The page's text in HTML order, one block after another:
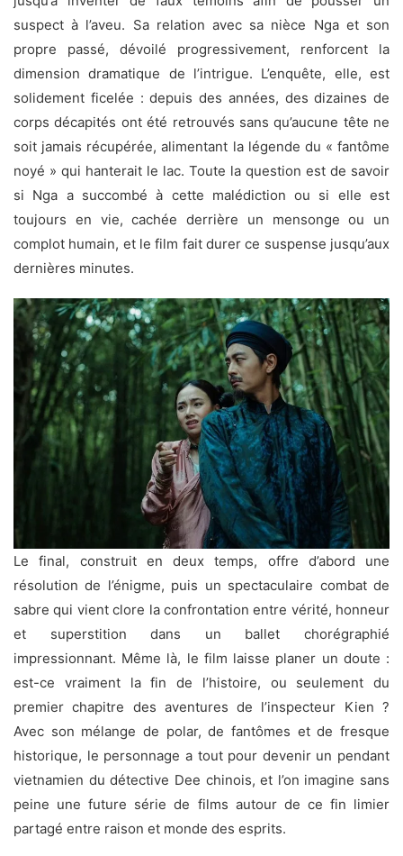
suspect à l’aveu. Sa relation avec sa nièce Nga et son
propre passé, dévoilé progressivement, renforcent la
dimension dramatique de l’intrigue. L’enquête, elle, est
solidement ficelée : depuis des années, des dizaines de
corps décapités ont été retrouvés sans qu’aucune tête ne
soit jamais récupérée, alimentant la légende du « fantôme
noyé » qui hanterait le lac. Toute la question est de savoir
si Nga a succombé à cette malédiction ou si elle est
toujours en vie, cachée derrière un mensonge ou un
complot humain, et le film fait durer ce suspense jusqu’aux
dernières minutes.
Le final, construit en deux temps, offre d’abord une
résolution de l’énigme, puis un spectaculaire combat de
sabre qui vient clore la confrontation entre vérité, honneur
et superstition dans un ballet chorégraphié
impressionnant. Même là, le film laisse planer un doute :
est-ce vraiment la fin de l’histoire, ou seulement du
premier chapitre des aventures de l’inspecteur Kien ?
Avec son mélange de polar, de fantômes et de fresque
historique, le personnage a tout pour devenir un pendant
vietnamien du détective Dee chinois, et l’on imagine sans
peine une future série de films autour de ce fin limier
partagé entre raison et monde des esprits.